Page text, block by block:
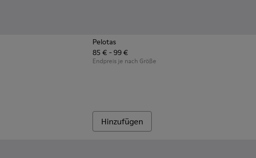
Kinder mit Gummilaufsohlen.
- Schwarze Ledersneaker für Kinder.
008 - Mehrfarbige Ledersneaker für Kinder.
- K800707-002 - Blaue Sneaker aus Leder für Kinder.
Pelotas
85 € - 99 €
Endpreis je nach Größe
Hinzufügen